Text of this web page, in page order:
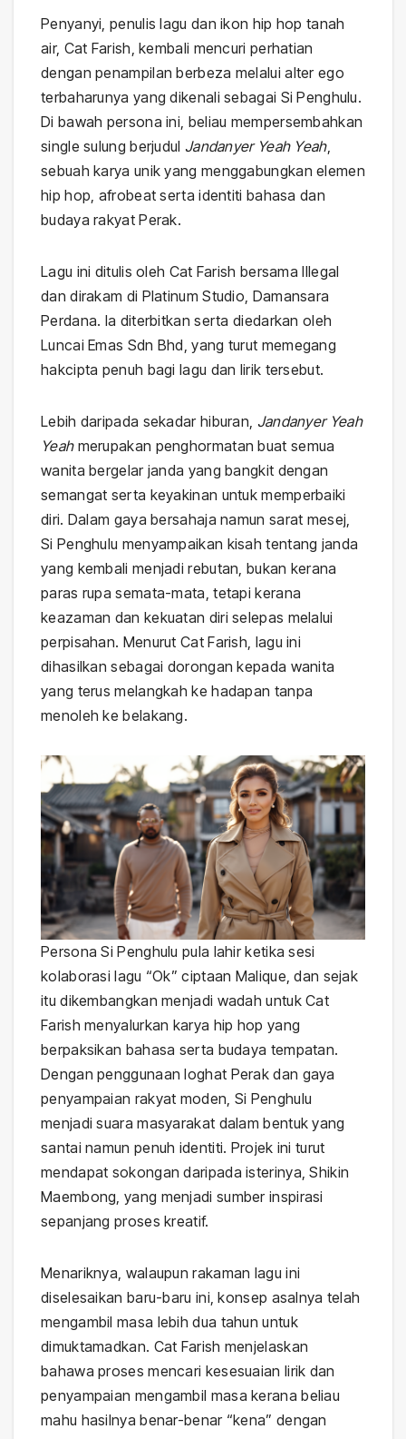
Penyanyi, penulis lagu dan ikon hip hop tanah
air, Cat Farish, kembali mencuri perhatian
dengan penampilan berbeza melalui alter ego
terbaharunya yang dikenali sebagai Si Penghulu.
Di bawah persona ini, beliau mempersembahkan
single sulung berjudul Jandanyer Yeah Yeah,
sebuah karya unik yang menggabungkan elemen
hip hop, afrobeat serta identiti bahasa dan
budaya rakyat Perak.
Lagu ini ditulis oleh Cat Farish bersama Illegal
dan dirakam di Platinum Studio, Damansara
Perdana. Ia diterbitkan serta diedarkan oleh
Luncai Emas Sdn Bhd, yang turut memegang
hakcipta penuh bagi lagu dan lirik tersebut.
Lebih daripada sekadar hiburan, Jandanyer Yeah
Yeahmerupakan penghormatan buat semua
wanita bergelar janda yang bangkit dengan
semangat serta keyakinan untuk memperbaiki
diri. Dalam gaya bersahaja namun sarat mesej,
Si Penghulu menyampaikan kisah tentang janda
yang kembali menjadi rebutan, bukan kerana
paras rupa semata-mata, tetapi kerana
keazaman dan kekuatan diri selepas melalui
perpisahan. Menurut Cat Farish, lagu ini
dihasilkan sebagai dorongan kepada wanita
yang terus melangkah ke hadapan tanpa
menoleh ke belakang.
Persona Si Penghulu pula lahir ketika sesi
kolaborasi lagu “Ok” ciptaan Malique, dan sejak
itu dikembangkan menjadi wadah untuk Cat
Farish menyalurkan karya hip hop yang
berpaksikan bahasa serta budaya tempatan.
Dengan penggunaan loghat Perak dan gaya
penyampaian rakyat moden, Si Penghulu
menjadi suara masyarakat dalam bentuk yang
santai namun penuh identiti. Projek ini turut
mendapat sokongan daripada isterinya, Shikin
Maembong, yang menjadi sumber inspirasi
sepanjang proses kreatif.
Menariknya, walaupun rakaman lagu ini
diselesaikan baru-baru ini, konsep asalnya telah
mengambil masa lebih dua tahun untuk
dimuktamadkan. Cat Farish menjelaskan
bahawa proses mencari kesesuaian lirik dan
penyampaian mengambil masa kerana beliau
mahu hasilnya benar-benar “kena” dengan